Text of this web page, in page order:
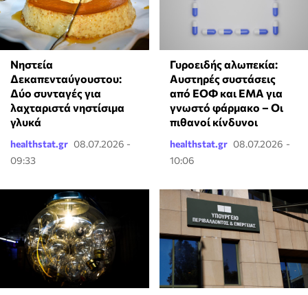
Νηστεία
Δεκαπενταύγουστου:
Δύο συνταγές για
λαχταριστά νηστίσιμα
γλυκά
healthstat.gr 08.07.2026 -
09:33
Γυροειδής αλωπεκία:
Αυστηρές συστάσεις
από ΕΟΦ και EMA για
γνωστό φάρμακο – Οι
πιθανοί κίνδυνοι
healthstat.gr 08.07.2026 -
10:06